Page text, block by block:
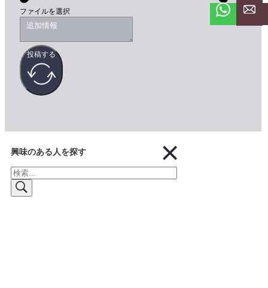
ファイルを選択
投稿する
興味のある人を探す
検
索